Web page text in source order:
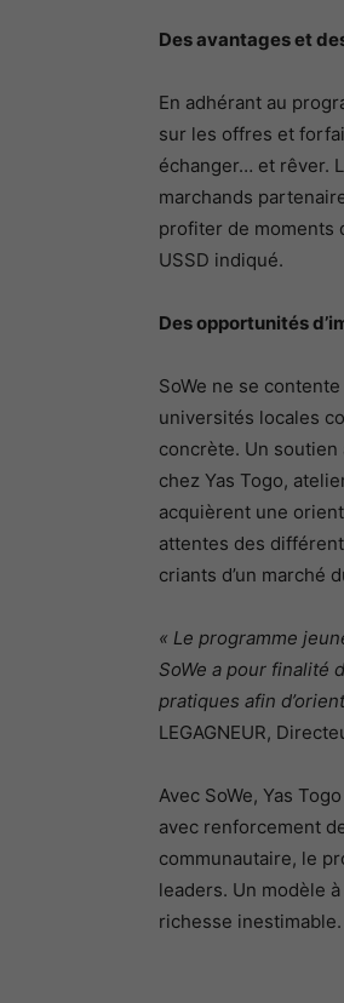
Des avantages et
En adhérant au
sur les offres et
échanger… et rêver.
marchands
profiter de moments
USSD indiqué.
Des opportunités
SoWe ne se
universités locales
concrète. Un
chez Yas Togo,
acquièrent une
attentes des
criants d’un marché
« Le programme
SoWe a pour finalité
pratiques afin
LEGAGNEUR,
Avec SoWe, Yas
avec renforcement
communautaire, le
leaders. Un modèle
richesse inestimable.